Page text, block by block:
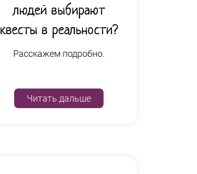
людей выбирают
квесты в реальности?
Расскажем подробно.
Читать дальше